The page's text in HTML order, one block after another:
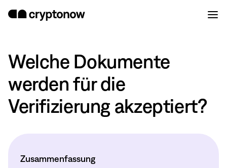
Welche Dokumente
werden für die
Verifizierung akzeptiert?
Zusammenfassung